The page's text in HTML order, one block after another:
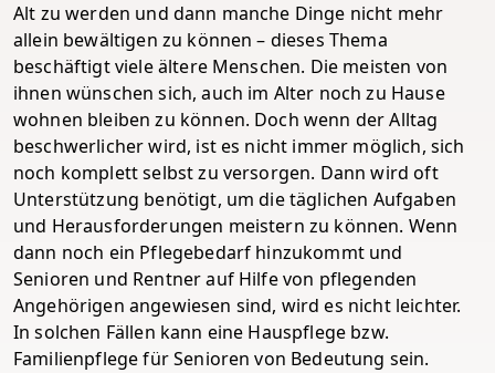
Alt zu werden und dann manche Dinge nicht mehr
allein bewältigen zu können – dieses Thema
beschäftigt viele ältere Menschen. Die meisten von
ihnen wünschen sich, auch im Alter noch zu Hause
wohnen bleiben zu können. Doch wenn der Alltag
beschwerlicher wird, ist es nicht immer möglich, sich
noch komplett selbst zu versorgen. Dann wird oft
Unterstützung benötigt, um die täglichen Aufgaben
und Herausforderungen meistern zu können. Wenn
dann noch ein Pflegebedarf hinzukommt und
Senioren und Rentner auf Hilfe von pflegenden
Angehörigen angewiesen sind, wird es nicht leichter.
In solchen Fällen kann eine Hauspflege bzw.
Familienpflege für Senioren von Bedeutung sein.